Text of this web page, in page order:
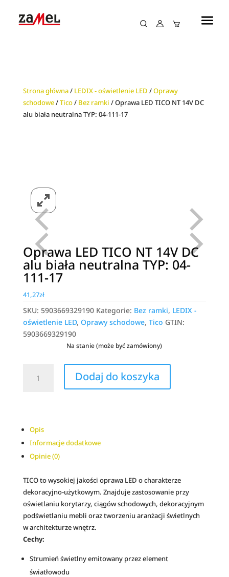
Strona główna/ LEDIX - oświetlenie LED /Oprawy
schodowe/Tico/ Bez ramki / Oprawa LED TICO NT 14V DC
alu biała neutralna TYP: 04-111-17
Oprawa LED TICO NT 14V DC
alu biała neutralna TYP: 04-
111-17
41,27zł
SKU: 5903669329190 Kategorie: Bez ramki, LEDIX -
oświetlenie LED, Oprawy schodowe, Tico GTIN:
5903669329190
Na stanie (może być zamówiony)
Oprawa
14V
DC
alu
biała
17
Dodaj do koszyka
:
Opis
Informacje dodatkowe
Opinie (0)
TICO to wysokiej jakości oprawa LED o charakterze
dekoracyjno-użytkowym. Znajduje zastosowanie przy
oświetlaniu korytarzy, ciągów schodowych, dekoracyjnym
podświetlaniu mebli oraz tworzeniu aranżacji świetlnych
w architekturze wnętrz.
Cechy:
Strumień świetlny emitowany przez element
światłowodu